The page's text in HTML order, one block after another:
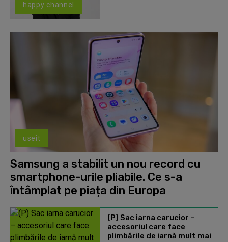
happy channel
useit
Samsung a stabilit un nou record cu
smartphone-urile pliabile. Ce s-a
întâmplat pe piața din Europa
(P) Sac iarna carucior –
accesoriul care face
plimbările de iarnă mult mai